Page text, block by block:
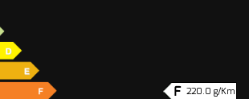
220.0 g/Km